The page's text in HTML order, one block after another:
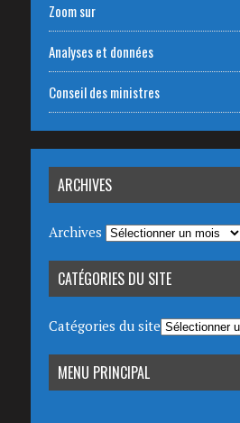
Zoom sur
Analyses et données
Conseil des ministres
ARCHIVES
Archives
CATÉGORIES DU SITE
Catégories du site
MENU PRINCIPAL